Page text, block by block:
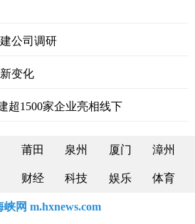
公司调研
变化
超1500家企业亮相线下
莆田 泉州 厦门 漳州
财经 科技 娱乐 体育
峡网 m.hxnews.com